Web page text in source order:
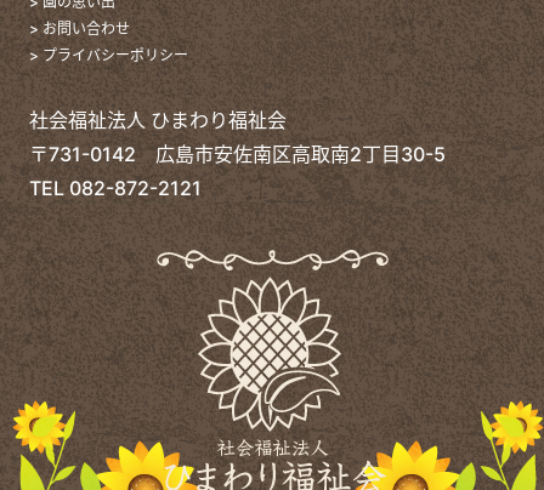
> お問い合わせ
> プライバシーポリシー
社会福祉法人 ひまわり福祉会
〒731-0142 広島市安佐南区高取南2丁目30-5
TEL 082-872-2121